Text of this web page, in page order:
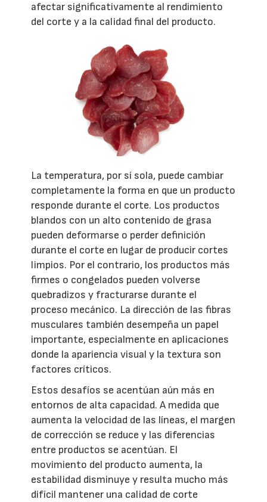
afectar significativamente al rendimiento
del corte y a la calidad final del producto.
La temperatura, por sí sola, puede cambiar
completamente la forma en que un producto
responde durante el corte. Los productos
blandos con un alto contenido de grasa
pueden deformarse o perder definición
durante el corte en lugar de producir cortes
limpios. Por el contrario, los productos más
firmes o congelados pueden volverse
quebradizos y fracturarse durante el
proceso mecánico. La dirección de las fibras
musculares también desempeña un papel
importante, especialmente en aplicaciones
donde la apariencia visual y la textura son
factores críticos.
Estos desafíos se acentúan aún más en
entornos de alta capacidad. A medida que
aumenta la velocidad de las líneas, el margen
de corrección se reduce y las diferencias
entre productos se acentúan. El
movimiento del producto aumenta, la
estabilidad disminuye y resulta mucho más
difícil mantener una calidad de corte